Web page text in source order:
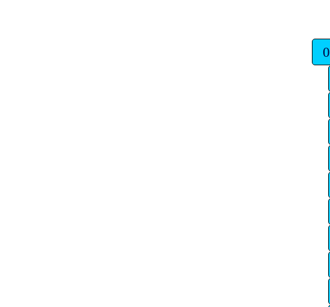
0